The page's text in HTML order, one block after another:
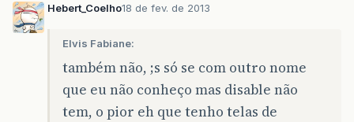
Hebert_Coelho18 de fev. de 2013
Elvis Fabiane:
também não, ;s só se com outro nome
que eu não conheço mas disable não
tem, o pior eh que tenho telas de